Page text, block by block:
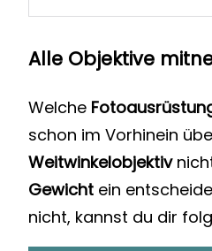
Alle Objektive
Welche
schon im Vorhinein
Weitwinkelobjektiv
Gewicht ein
nicht, kannst du dir